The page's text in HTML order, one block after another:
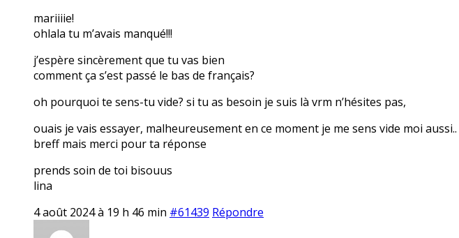
mariiiie!
ohlala tu m’avais manqué!!!
j’espère sincèrement que tu vas bien
comment ça s’est passé le bas de français?
oh pourquoi te sens-tu vide? si tu as besoin je suis là vrm n’hésites pas,
ouais je vais essayer, malheureusement en ce moment je me sens vide moi
breff mais merci pour ta réponse
prends soin de toi bisouus
lina
4 août 2024 à 19 h 46 min #61439 Répondre